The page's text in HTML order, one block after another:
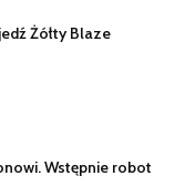
Żółty Blaze
Wstępnie robot